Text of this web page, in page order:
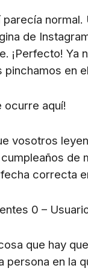
parecía
de
¡Perfecto! Ya
pinchamos en
ocurre aquí!
vosotros
de
correcta
0 –
que hay
persona en la